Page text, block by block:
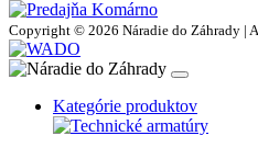
Copyright © 2026 Náradie do Záhrady |
Kategórie produktov